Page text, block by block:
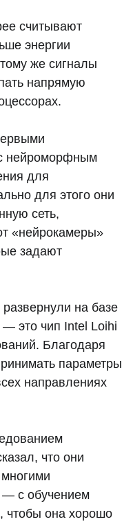
считывают
энергии
же сигналы
напрямую
нейроморфным
для
для этого они
сеть,
«нейрокамеры»
задают
на базе
— это чип Intel Loihi
Благодаря
параметры
направлениях
что они
— с обучением
чтобы она хорошо